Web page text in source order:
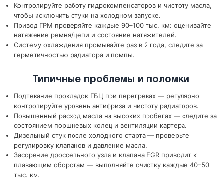
Контролируйте работу гидрокомпенсаторов и чистоту масла,
чтобы исключить стуки на холодном запуске.
Привод ГРМ проверяйте каждые 90–100 тыс. км: оценивайте
натяжение ремня/цепи и состояние натяжителей.
Систему охлаждения промывайте раз в 2 года, следите за
герметичностью радиатора и помпы.
Типичные проблемы и поломки
Подтекание прокладок ГБЦ при перегревах — регулярно
контролируйте уровень антифриза и чистоту радиаторов.
Повышенный расход масла на высоких пробегах — следите за
состоянием поршневых колец и вентиляции картера.
Дизельный стук после холодного старта — проверьте
регулировку клапанов и давление масла.
Засорение дроссельного узла и клапана EGR приводит к
плавающим оборотам — выполняйте очистку каждые 40–50
тыс. км.